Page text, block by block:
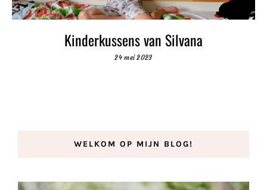
Kinderkussens van Silvana
24 mei 2023
WELKOM OP MIJN BLOG!